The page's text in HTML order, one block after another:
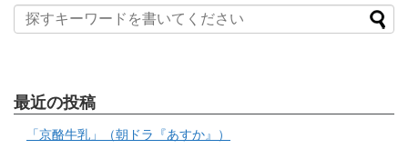
最近の投稿
「京酪牛乳」（朝ドラ『あすか』）